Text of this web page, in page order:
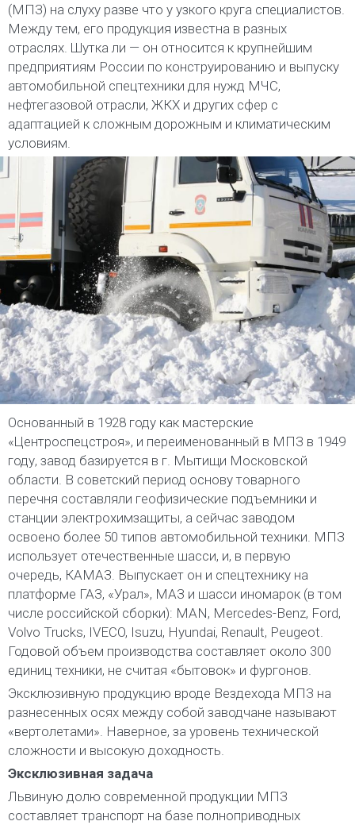
(МПЗ) на слуху разве что у узкого круга специалистов.
Между тем, его продукция известна в разных
отраслях. Шутка ли — он относится к крупнейшим
предприятиям России по конструированию и выпуску
автомобильной спецтехники для нужд МЧС,
нефтегазовой отрасли, ЖКХ и других сфер с
адаптацией к сложным дорожным и климатическим
условиям.
Основанный в 1928 году как мастерские
«Центроспецстроя», и переименованный в МПЗ в 1949
году, завод базируется в г. Мытищи Московской
области. В советский период основу товарного
перечня составляли геофизические подъемники и
станции электрохимзащиты, а сейчас заводом
освоено более 50 типов автомобильной техники. МПЗ
использует отечественные шасси, и, в первую
очередь, КАМАЗ. Выпускает он и спецтехнику на
платформе ГАЗ, «Урал», МАЗ и шасси иномарок (в том
числе российской сборки): MAN, Mercedes-Benz, Ford,
Volvo Trucks, IVECO, Isuzu, Hyundai, Renault, Peugeot.
Годовой объем производства составляет около 300
единиц техники, не считая «бытовок» и фургонов.
Эксклюзивную продукцию вроде Вездехода МПЗ на
разнесенных осях между собой заводчане называют
«вертолетами». Наверное, за уровень технической
сложности и высокую доходность.
Эксклюзивная задача
Львиную долю современной продукции МПЗ
составляет транспорт на базе полноприводных